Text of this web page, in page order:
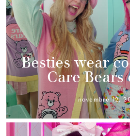
Besties wear
Care Bears
novembre 12,